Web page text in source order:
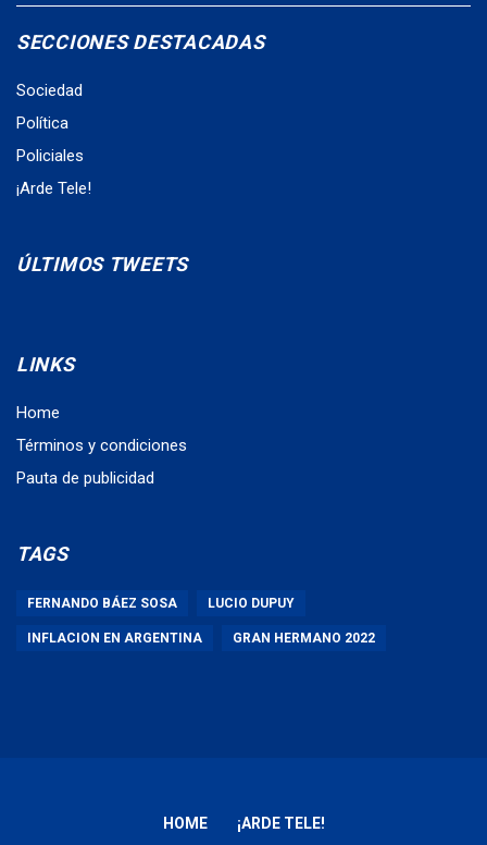
SECCIONES DESTACADAS
Sociedad
Política
Policiales
¡Arde Tele!
ÚLTIMOS TWEETS
LINKS
Home
Términos y condiciones
Pauta de publicidad
TAGS
FERNANDO BÁEZ SOSA LUCIO DUPUY
INFLACION EN ARGENTINA GRAN HERMANO 2022
HOME ¡ARDE TELE!